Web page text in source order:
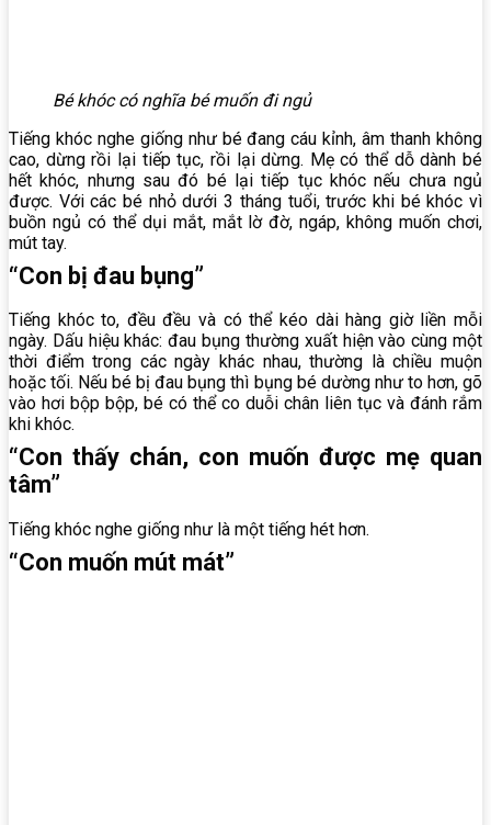
Bé khóc có nghĩa bé muốn đi ngủ
Tiếng khóc nghe giống như bé đang cáu kỉnh, âm thanh không
cao, dừng rồi lại tiếp tục, rồi lại dừng. Mẹ có thể dỗ dành bé
hết khóc, nhưng sau đó bé lại tiếp tục khóc nếu chưa ngủ
được. Với các bé nhỏ dưới 3 tháng tuổi, trước khi bé khóc vì
buồn ngủ có thể dụi mắt, mắt lờ đờ, ngáp, không muốn chơi,
mút tay.
“Con bị đau bụng”
Tiếng khóc to, đều đều và có thể kéo dài hàng giờ liền mỗi
ngày. Dấu hiệu khác: đau bụng thường xuất hiện vào cùng một
thời điểm trong các ngày khác nhau, thường là chiều muộn
hoặc tối. Nếu bé bị đau bụng thì bụng bé dường như to hơn, gõ
vào hơi bộp bộp, bé có thể co duỗi chân liên tục và đánh rắm
khi khóc.
“Con thấy chán, con muốn được mẹ quan
tâm”
Tiếng khóc nghe giống như là một tiếng hét hơn.
“Con muốn mút mát”